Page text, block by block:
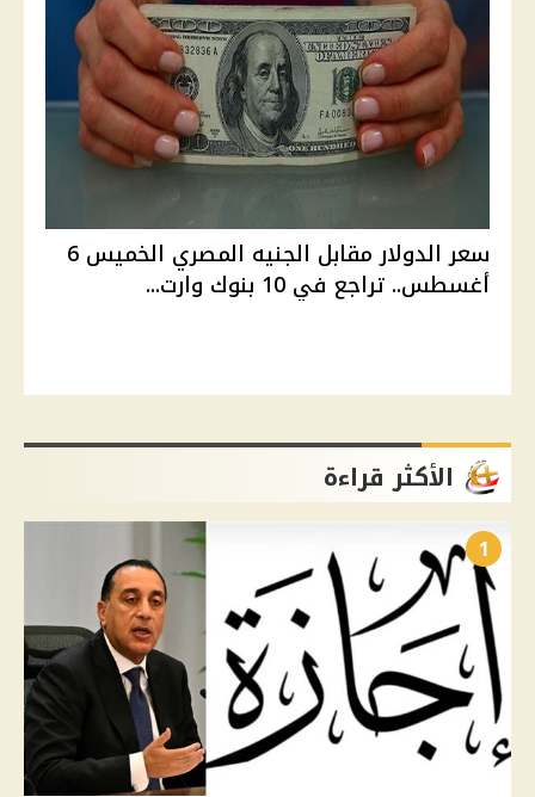
سعر الدولار مقابل الجنيه المصري الخميس 6
أغسطس.. تراجع في 10 بنوك وارت...
الأكثر قراءة
1